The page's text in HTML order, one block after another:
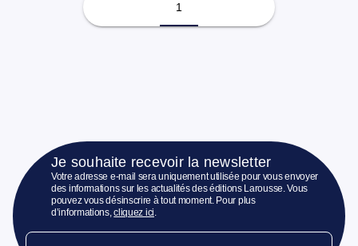
1
Je souhaite recevoir la newsletter
Votre adresse e-mail sera uniquement utilisée pour vous envoyer
des informations sur les actualités des éditions Larousse. Vous
pouvez vous désinscrire à tout moment. Pour plus
d’informations,cliquez ici.